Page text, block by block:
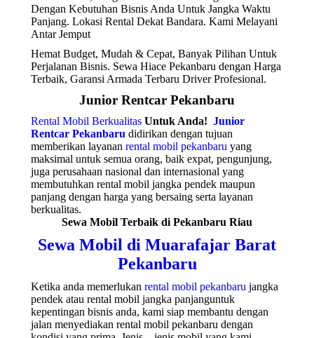
Dengan Kebutuhan Bisnis Anda Untuk Jangka Waktu
Panjang. Lokasi Rental Dekat Bandara. Kami Melayani
Antar Jemput
Hemat Budget, Mudah & Cepat, Banyak Pilihan Untuk
Perjalanan Bisnis. Sewa Hiace Pekanbaru dengan Harga
Terbaik, Garansi Armada Terbaru Driver Profesional.
Junior Rentcar Pekanbaru
Rental Mobil Berkualitas Untuk Anda! Junior
Rentcar Pekanbaru didirikan dengan tujuan
memberikan layanan rental mobil pekanbaru yang
maksimal untuk semua orang, baik expat, pengunjung,
juga perusahaan nasional dan internasional yang
membutuhkan rental mobil jangka pendek maupun
panjang dengan harga yang bersaing serta layanan
berkualitas.
Sewa Mobil Terbaik di Pekanbaru Riau
Sewa Mobil di Muarafajar Barat
Pekanbaru
Ketika anda memerlukan rental mobil pekanbaru jangka
pendek atau rental mobil jangka panjanguntuk
kepentingan bisnis anda, kami siap membantu dengan
jalan menyediakan rental mobil pekanbaru dengan